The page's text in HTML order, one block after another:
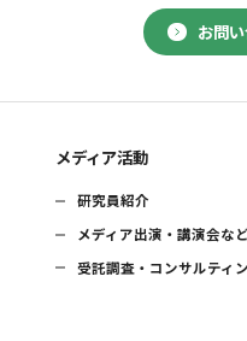
お問
メディア活動
研究員紹介
メディア出演・講演会な
受託調査・コンサルティ